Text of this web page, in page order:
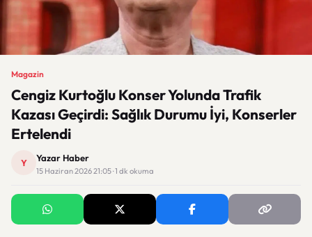
Magazin
Cengiz Kurtoğlu Konser Yolunda Trafik
Kazası Geçirdi: Sağlık Durumu İyi, Konserler
Ertelendi
Y Yazar Haber
15 Haziran 2026 21:05 · 1 dk okuma